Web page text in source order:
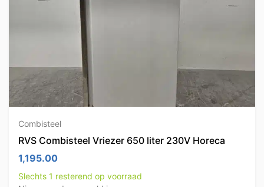
Combisteel
RVS Combisteel Vriezer 650 liter 230V Horeca
1,195.00
Slechts 1 resterend op voorraad